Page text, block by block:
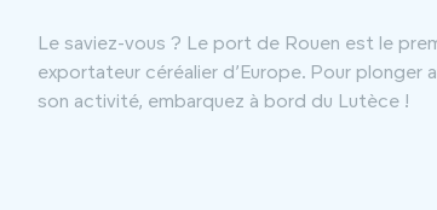
Le saviez-vous ? Le port de Rouen est le
exportateur céréalier d’Europe. Pour plonger
son activité, embarquez à bord du Lutèce !